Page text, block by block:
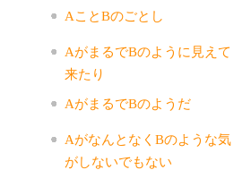
AことBのごとし
AがまるでBのように見えて
来たり
AがまるでBのようだ
AがなんとなくBのような気
がしないでもない